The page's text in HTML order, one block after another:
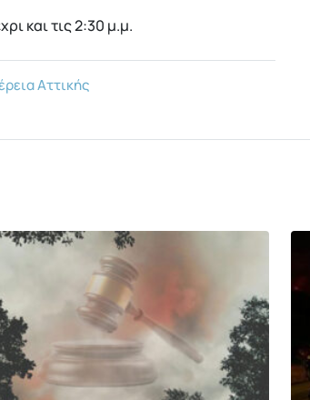
και τις 2:30 μ.μ.
Αττικής